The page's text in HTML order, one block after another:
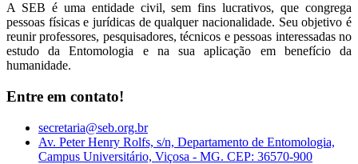
A SEB é uma entidade civil, sem fins lucrativos, que congrega
pessoas físicas e jurídicas de qualquer nacionalidade. Seu objetivo é
reunir professores, pesquisadores, técnicos e pessoas interessadas no
estudo da Entomologia e na sua aplicação em benefício da
humanidade.
Entre em contato!
secretaria@seb.org.br
Av. Peter Henry Rolfs, s/n, Departamento de Entomologia,
Campus Universitário, Viçosa - MG. CEP: 36570-900